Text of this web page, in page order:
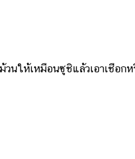
นให้เหมือนซูชิแล้วเอาเชือกห